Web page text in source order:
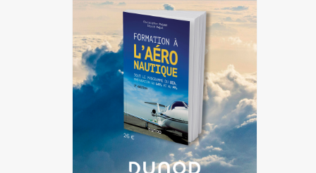
Île-de-France
La Réunion
Languedoc-Roussillon-Midi-
Pyrénées
Martinique
Mayotte